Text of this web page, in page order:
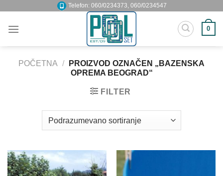
content
Telefon: 060/0234373, 060/0234547
0
POČETNA /
PROIZVOD OZNAČEN „BAZENSKA
OPREMA BEOGRAD“
FILTER